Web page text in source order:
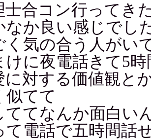
士合コン行ってき
なか良い感じでし
く気の合う人がい
けに夜電話きて5
に対する価値観と
似てて
ててなんか面白い
て電話で五時間話